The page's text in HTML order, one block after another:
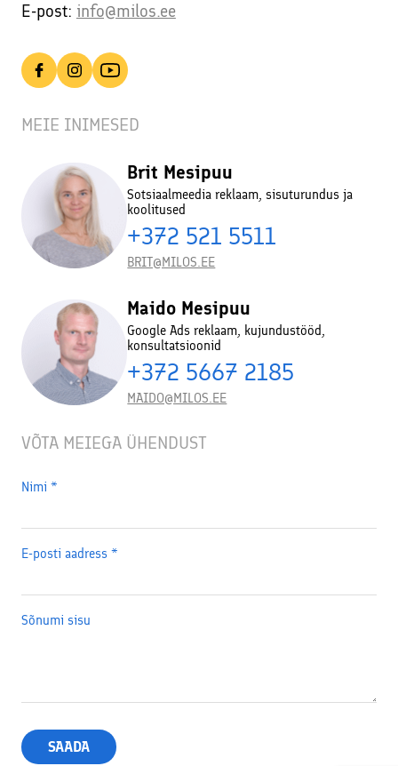
E-post: info@milos.ee
MEIE INIMESED
Brit Mesipuu
Sotsiaalmeedia reklaam, sisuturundus ja
koolitused
+372 521 5511
BRIT@MILOS.EE
Maido Mesipuu
Google Ads reklaam, kujundustööd,
konsultatsioonid
+372 5667 2185
MAIDO@MILOS.EE
VÕTA MEIEGA ÜHENDUST
Nimi *
E-posti aadress *
Sõnumi sisu
SAADA